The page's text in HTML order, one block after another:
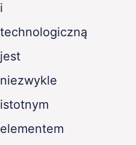
i
technologiczną
jest
niezwykle
istotnym
elementem